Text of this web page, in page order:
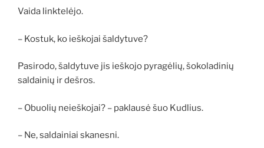
Vaida linktelėjo.
– Kostuk, ko ieškojai šaldytuve?
Pasirodo, šaldytuve jis ieškojo pyragėlių, šokoladinių
saldainių ir dešros.
– Obuolių neieškojai? – paklausė šuo Kudlius.
– Ne, saldainiai skanesni.